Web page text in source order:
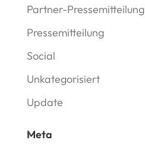
Partner-Pressemitteilung
Pressemitteilung
Social
Unkategorisiert
Update
Meta